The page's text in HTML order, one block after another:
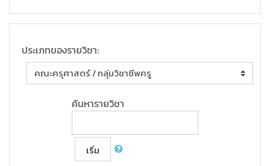
ประเภทของรายวิชา:
ค้นหารายวิชา
เริ่ม